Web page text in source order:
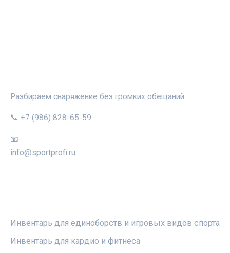
Разбираем снаряжение без громких обещаний
📞 +7 (986) 828-65-59
📧
info@sportprofi.ru
Инвентарь для единоборств и игровых видов спорта
Инвентарь для кардио и фитнеса